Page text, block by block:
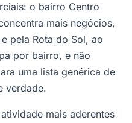
o bairro Centro
mais negócios,
pela Rota do Sol, ao
por bairro, e não
uma lista genérica de
verdade.
mais aderentes